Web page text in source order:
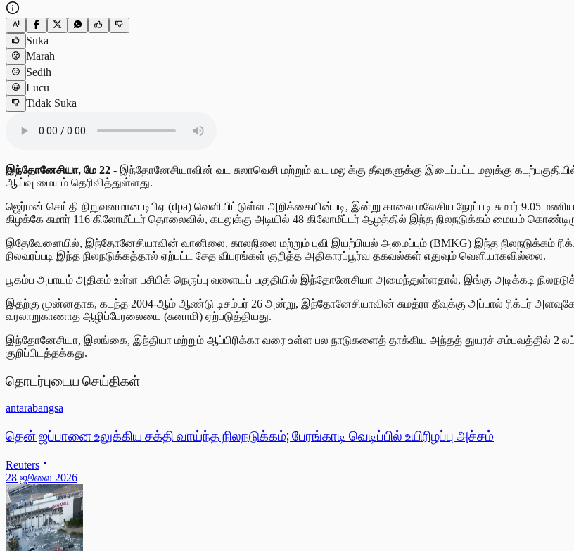
Suka
Marah
Sedih
Lucu
Tidak Suka
இந்தோனேசியா, மே 22 - இந்தோனேசியாவின் வட சுலாவெசி மற்றும் வட மலுக்கு தீவுகளுக்கு இடைப்பட்ட மலுக்கு
ஆய்வு மையம் தெரிவித்துள்ளது.
ஜெர்மன் செய்தி நிறுவனமான டிபிஏ (dpa) வெளியிட்டுள்ள அறிக்கையின்படி, இன்று காலை மலேசிய நேரப்படி சுமார் 9.05
கிழக்கே சுமார் 116 கிலோமீட்டர் தொலைவில், கடலுக்கு அடியில் 48 கிலோமீட்டர் ஆழத்தில் இந்த நிலநடுக்கம் மையம்
இதேவேளையில், இந்தோனேசியாவின் வானிலை, காலநிலை மற்றும் புவி இயற்பியல் அமைப்பும் (BMKG) இந்த நிலநடுக்கம்
நிலவரப்படி இந்த நிலநடுக்கத்தால் ஏற்பட்ட சேத விபரங்கள் குறித்த அதிகாரப்பூர்வ தகவல்கள் எதுவும் வெளியாகவில்லை.
பூகம்ப அபாயம் அதிகம் உள்ள பசிபிக் நெருப்பு வளையப் பகுதியில் இந்தோனேசியா அமைந்துள்ளதால், இங்கு அடிக்கடி
இதற்கு முன்னதாக, கடந்த 2004-ஆம் ஆண்டு டிசம்பர் 26 அன்று, இந்தோனேசியாவின் சுமத்ரா தீவுக்கு அப்பால் ரிக்டர்
வரலாறுகாணாத ஆழிப்பேரலையை (சுனாமி) ஏற்படுத்தியது.
இந்தோனேசியா, இலங்கை, இந்தியா மற்றும் ஆப்பிரிக்கா வரை உள்ள பல நாடுகளைத் தாக்கிய அந்தத் துயரச் சம்பவத்தில் 2
குறிப்பிடத்தக்கது.
தொடர்புடைய செய்திகள்
antarabangsa
தென் ஜப்பானை உலுக்கிய சக்தி வாய்ந்த நிலநடுக்கம்; பேரங்காடி வெடிப்பில் உயிரிழப்பு அச்சம்
Reuters
28 ஜூலை 2026